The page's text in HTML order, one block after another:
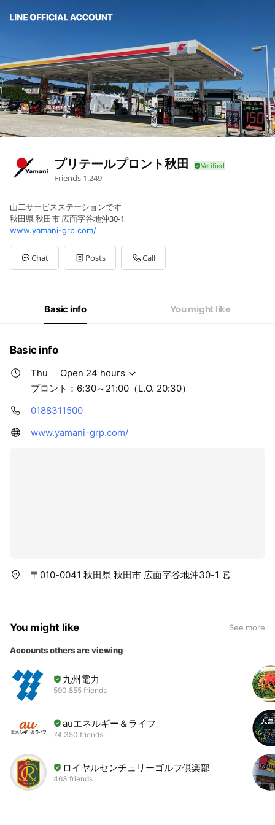
プリテールプロント秋田
Friends 1,249
山二サービスステーションです
秋田県 秋田市 広面字谷地沖30-1
www.yamani-grp.com/
Chat Posts Call
Basic info You might like
Basic info
Thu
Open 24 hours
プロント：6:30～21:00（L.O. 20:30）
0188311500
www.yamani-grp.com/
〒010-0041 秋田県 秋田市 広面字谷地沖30-1
You might like See more
Accounts others are viewing
九州電力
590,855 friends
auエネルギー＆ライフ
74,350 friends
ロイヤルセンチュリーゴルフ倶楽部
463 friends